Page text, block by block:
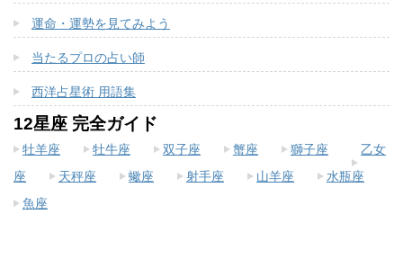
運命・運勢を見てみよう
当たるプロの占い師
西洋占星術 用語集
12星座 完全ガイド
牡羊座 牡牛座 双子座 蟹座 獅子座
乙女
座
天秤座 蠍座 射手座 山羊座
水瓶座
魚座